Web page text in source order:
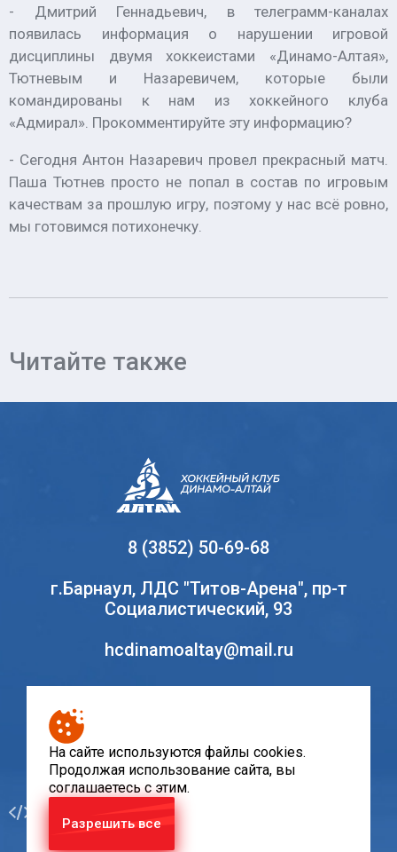
- Дмитрий Геннадьевич, в телеграмм-каналах
появилась информация о нарушении игровой
дисциплины двумя хоккеистами «Динамо-Алтая»,
Тютневым и Назаревичем, которые были
командированы к нам из хоккейного клуба
«Адмирал». Прокомментируйте эту информацию?
- Сегодня Антон Назаревич провел прекрасный матч.
Паша Тютнев просто не попал в состав по игровым
качествам за прошлую игру, поэтому у нас всё ровно,
мы готовимся потихонечку.
Читайте также
8 (3852) 50-69-68
г.Барнаул, ЛДС "Титов-Арена", пр-т
Социалистический, 93
hcdinamoaltay@mail.ru
© Хоккейный клуб «Динамо-Алтай», 2010-2020
При использовании материалов сайта, ссылка
на ресурс www.hcda.ru обязательна
Разработка
На сайте используются файлы cookies.
Продолжая использование сайта, вы
соглашаетесь с этим.
Разрешить все